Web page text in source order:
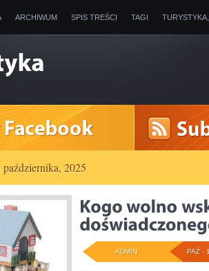
ARCHIWUM SPIS TREŚCI TAGI
2025
PAŹ -
ADMIN